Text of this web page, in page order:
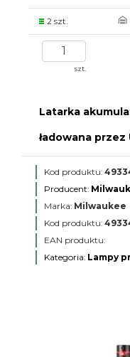
2 szt.
szt.
Latarka
ładowana przez
Kod produktu:
Producent:
Marka: Milwaukee
Kod produktu:
EAN produktu:
Kategoria: Lampy